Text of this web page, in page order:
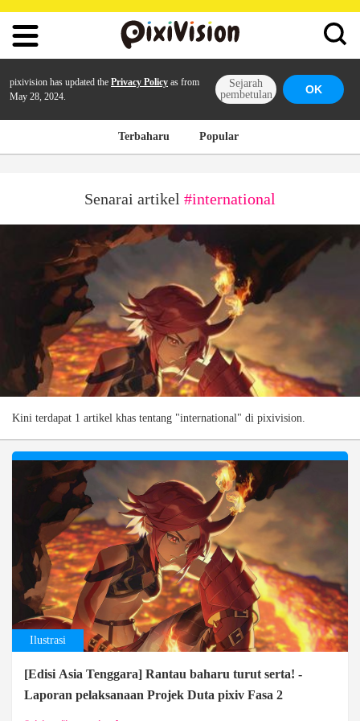
pixivision has updated the Privacy Policy as from
May 28, 2024.
Sejarah
pembetulan
OK
Terbaharu Popular
Senarai artikel #international
Kini terdapat 1 artikel khas tentang "international" di pixivision.
Ilustrasi
[Edisi Asia Tenggara] Rantau baharu turut serta! -
Laporan pelaksanaan Projek Duta pixiv Fasa 2